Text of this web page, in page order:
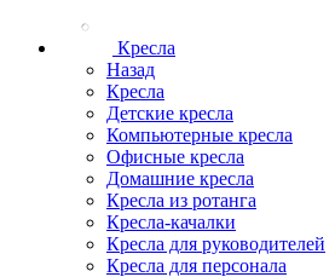
Кресла
Назад
Кресла
Детские кресла
Компьютерные кресла
Офисные кресла
Домашние кресла
Кресла из ротанга
Кресла-качалки
Кресла для руководителей
Кресла для персонала